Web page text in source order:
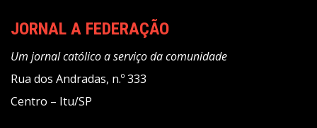
JORNAL A FEDERAÇÃO
Um jornal católico a serviço da comunidade
Rua dos Andradas, n.º 333
Centro – Itu/SP